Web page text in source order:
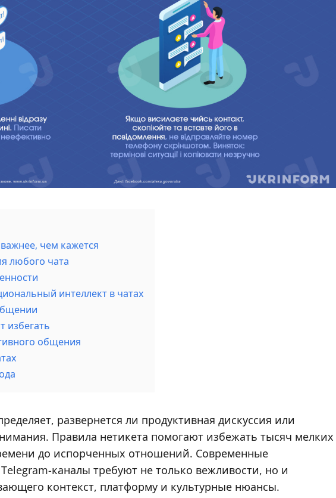
чем кажется
любого чата
интеллект в чатах
избегать
общения
развернется ли продуктивная дискуссия или
Правила нетикета помогают избежать тысяч мелких
до испорченных отношений. Современные
каналы требуют не только вежливости, но и
контекст, платформу и культурные нюансы.